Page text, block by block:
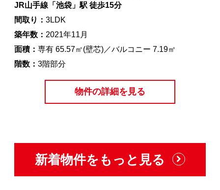
JR山手線「池袋」駅 徒歩15分
間取り： 3LDK
築年数： 2021年11月
面積： 専有 65.57㎡(壁芯)／バルコニー 7.19㎡
階数： 3階部分
物件の詳細を見る
新着物件をもっと見る